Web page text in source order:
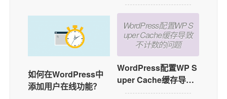
如何在WordPress中
添加用户在线功能？
WordPress配置WP S
uper Cache缓存导致
不计数的问题
WordPress配置WP S
uper Cache缓存导致
不计数的问题